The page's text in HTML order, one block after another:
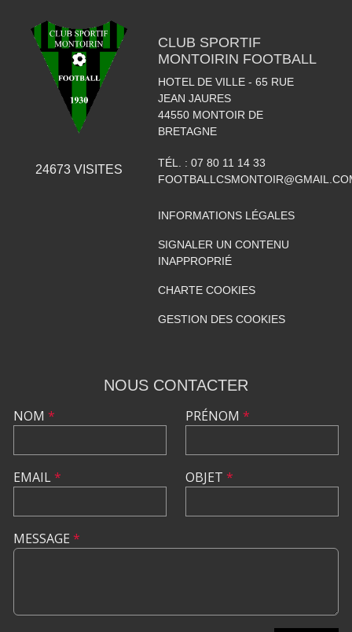
24673VISITES
CLUB SPORTIF
MONTOIRIN FOOTBALL
HOTEL DE VILLE - 65 RUE
JEAN JAURES
44550 MONTOIR DE
BRETAGNE
TÉL. : 07 80 11 14 33
INFORMATIONS LÉGALES
SIGNALER UN CONTENU
INAPPROPRIÉ
CHARTE COOKIES
GESTION DES COOKIES
NOUS CONTACTER
NOM *
EMAIL*
PRÉNOM *
OBJET *
MESSAGE *